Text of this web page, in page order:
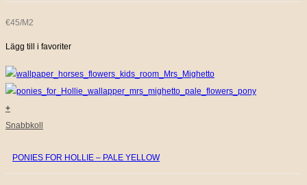
€45/M2
Lägg till i favoriter
+
Snabbkoll
PONIES FOR HOLLIE – PALE YELLOW